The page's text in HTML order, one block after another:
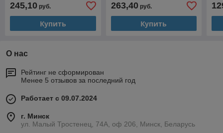
245,10 руб.
Купить
263,40руб.
Купить
О нас
Рейтинг не сформирован
Менее 5 отзывов за последний год
Работает с 09.07.2024
г. Минск
ул. Малый Тростенец, 74А, оф 206, Минск, Беларусь